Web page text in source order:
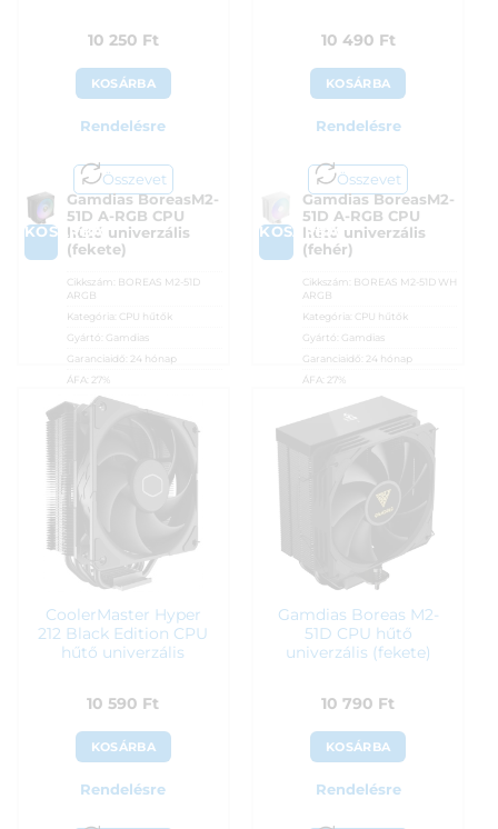
10 250 Ft
KOSÁRBA
Rendelésre
Összevet
KOSÁRBA
Gamdias BoreasM2-
51D A-RGB CPU
hűtő univerzális
(fekete)
Cikkszám: BOREAS M2-51D
ARGB
Kategória: CPU hűtők
Gyártó: Gamdias
Garanciaidő:
24 hónap
ÁFA:
27%
Azonosító:56262
10 490 Ft
KOSÁRBA
Rendelésre
Összevet
KOSÁRBA
Gamdias BoreasM2-
51D A-RGB CPU
hűtő univerzális
(fehér)
Cikkszám: BOREAS M2-51D WH
ARGB
Kategória: CPU hűtők
Gyártó: Gamdias
Garanciaidő:
24 hónap
ÁFA:
27%
56250
CoolerMaster Hyper
212 Black Edition CPU
hűtő univerzális
10 590 Ft
KOSÁRBA
Rendelésre
Gamdias Boreas M2-
51D CPU hűtő
univerzális (fekete)
10 790 Ft
KOSÁRBA
Rendelésre